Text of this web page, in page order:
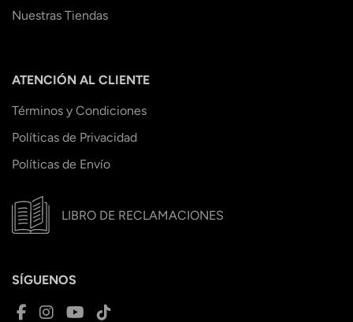
Nuestras Tiendas
ATENCIÓN AL CLIENTE
Términos y Condiciones
Políticas de Privacidad
Políticas de Envío
LIBRO DE RECLAMACIONES
SÍGUENOS